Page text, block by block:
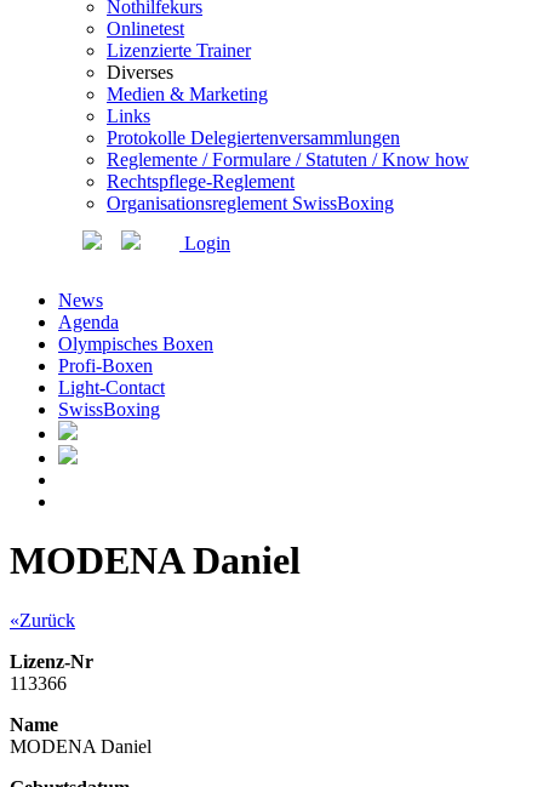
Nothilfekurs
Onlinetest
Lizenzierte Trainer
Diverses
Medien & Marketing
Links
Protokolle Delegiertenversammlungen
Reglemente / Formulare / Statuten / Know how
Rechtspflege-Reglement
Organisationsreglement SwissBoxing
Login
News
Agenda
Olympisches Boxen
Profi-Boxen
Light-Contact
SwissBoxing
MODENA Daniel
«Zurück
Lizenz-Nr
113366
Name
MODENA Daniel